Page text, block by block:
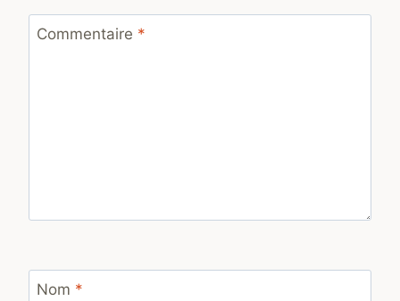
Commentaire *
Nom *